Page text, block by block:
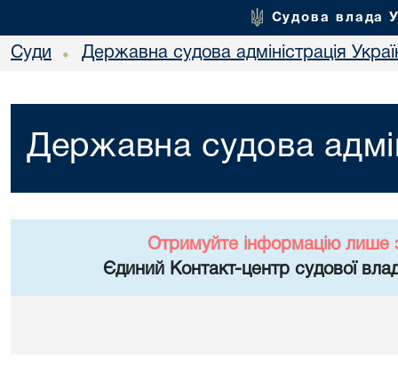
Судова влада
Суди • Державна судова адміністрація
Державна судова
Отримуйте інформацію лише
Єдиний Контакт-центр судової